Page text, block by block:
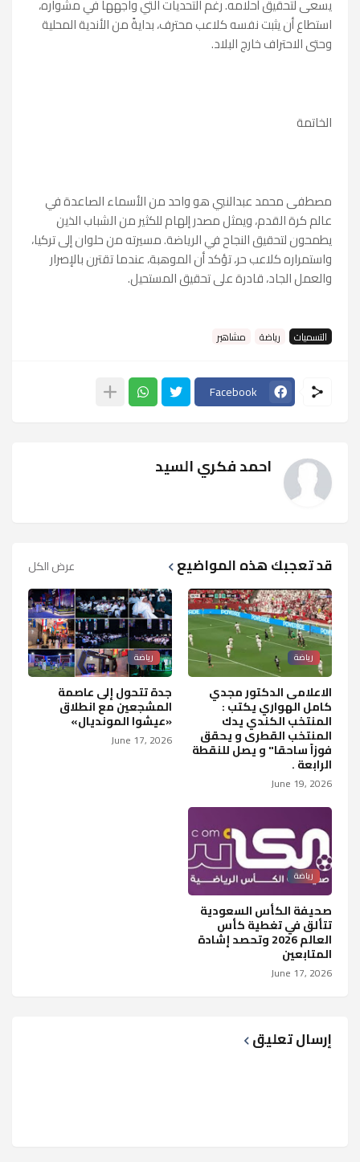
يسعى لتحقيق أحلامه. رغم التحديات التي واجهها في مشواره،
استطاع أن يثبت نفسه كلاعب محترف، بدايةً من الأندية المحلية
وحتى الاحتراف خارج البلاد.
الخاتمة
مصطفى محمد عبدالنبي هو واحد من الأسماء الصاعدة في
عالم كرة القدم، ويمثل مصدر إلهام للكثير من الشباب الذين
يطمحون لتحقيق النجاح في الرياضة. مسيرته من حلوان إلى تركيا،
واستمراره كلاعب حر، تؤكد أن الموهبة، عندما تقترن بالإصرار
والعمل الجاد، قادرة على تحقيق المستحيل.
التسميات رياضة مشاهير
Facebook
احمد فكري السيد
قد تعجبك هذه المواضيع عرض الكل
رياضة
الاعلامى الدكتور مجدي
كامل الهواري يكتب :
المنتخب الكندي يدك
المنتخب القطرى و يحقق
فوزاً ساحقا" و يصل للنقطة
الرابعة .
June 19, 2026
رياضة
جدة تتحول إلى عاصمة
المشجعين مع انطلاق
«عيشوا المونديال»
June 17, 2026
رياضة
صحيفة الكأس السعودية
تتألق في تغطية كأس
العالم 2026 وتحصد إشادة
المتابعين
June 17, 2026
إرسال تعليق